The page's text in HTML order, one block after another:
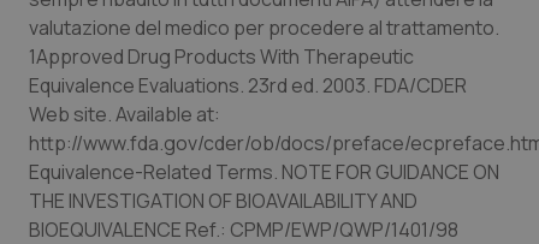
Quotidiano Pediatria
Rene & patologie urogenitali
Salute orale & impianti
Sangue & coagulazione
valutazione del medico per procedere al trattamento.
1Approved Drug Products With Therapeutic
Equivalence Evaluations. 23rd ed. 2003. FDA/CDER
Web site. Available at:
http://www.fda.gov/cder/ob/docs/preface/
Equivalence-Related Terms. NOTE FOR GUIDANCE ON
THE INVESTIGATION OF BIOAVAILABILITY AND
BIOEQUIVALENCE Ref.: CPMP/EWP/QWP/1401/98